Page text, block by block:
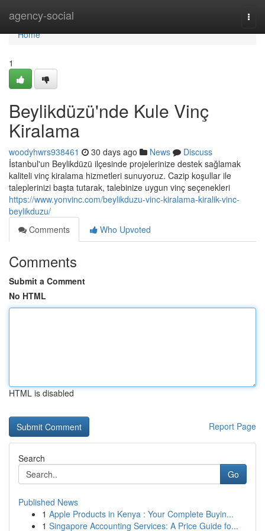
agency-social
Home
Home
1
Beylikdüzü'nde Kule Vinç
Kiralama
woodyhwrs938461 30 days ago News
Discuss
İstanbul'un Beylikdüzü ilçesinde projelerinize destek sağlamak
kaliteli vinç kiralama hizmetleri sunuyoruz. Cazip koşullar ile
taleplerinizi başta tutarak, talebinize uygun vinç seçenekleri
https://www.yonvinc.com/beylikduzu-vinc-kiralama-kiralik-vinc-
beylikduzu/
Comments
Who Upvoted
Comments
Submit a Comment
No HTML
HTML is disabled
Report Page
Search
Go
Published News
1 Apple Products in Kenya : Your Complete Buyin...
1 Singapore Accounting Services: A Price Guide fo...